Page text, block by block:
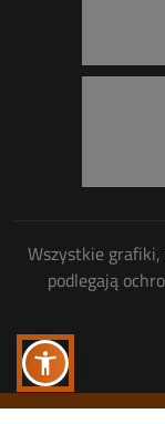
Wszystkie
podlegają